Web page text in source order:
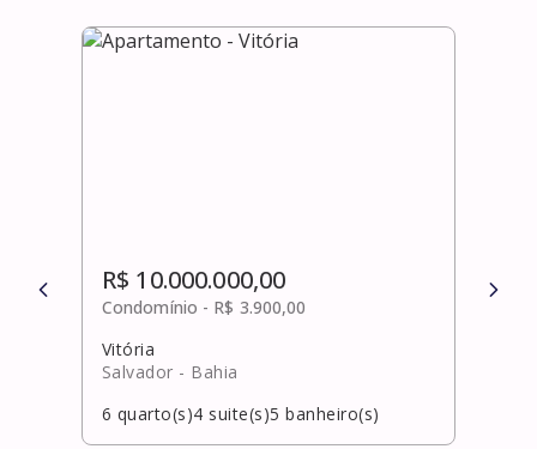
R$ 10.000.000,00
Condomínio - R$ 3.900,00
Vitória
Salvador - Bahia
6 quarto(s)4 suite(s)5 banheiro(s)
R$